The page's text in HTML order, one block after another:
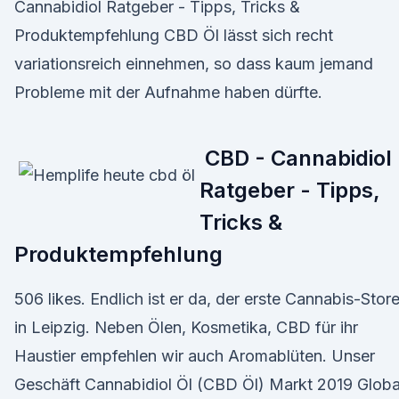
Cannabidiol Ratgeber - Tipps, Tricks &
Produktempfehlung CBD Öl lässt sich recht
variationsreich einnehmen, so dass kaum jemand
Probleme mit der Aufnahme haben dürfte.
️ CBD - Cannabidiol
Ratgeber - Tipps,
Tricks &
Produktempfehlung
506 likes. Endlich ist er da, der erste Cannabis-Store
in Leipzig. Neben Ölen, Kosmetika, CBD für ihr
Haustier empfehlen wir auch Aromablüten. Unser
Geschäft Cannabidiol Öl (CBD Öl) Markt 2019